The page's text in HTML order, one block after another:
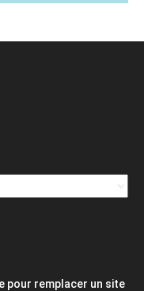
pour remplacer un site